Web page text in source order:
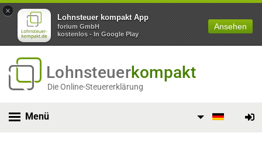
×
Lohnsteuer kompakt App
forium GmbH
kostenlos - In Google Play
Ansehen
Lohnsteuerkompakt
Die Online-Steuererklärung
Menü